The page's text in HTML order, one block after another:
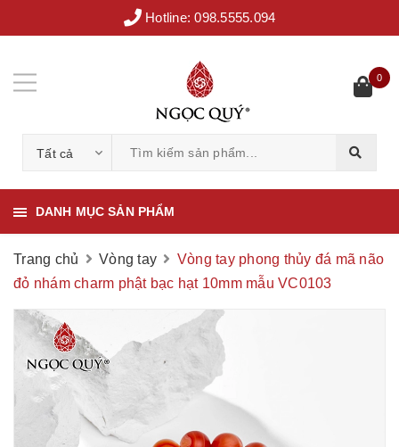
Hotline:098.5555.094
Tất cả
0
DANH MỤC SẢN PHẨM
Trang chủ Vòng tay
Vòng tay phong thủy đá mã não
đỏ nhám charm phật bạc hạt 10mm mẫu VC0103